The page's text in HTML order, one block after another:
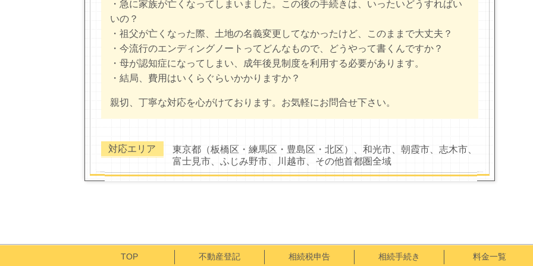
・急に家族が亡くなってしまいました。この後の手続きは、いったいどうすればい
いの？
・祖父が亡くなった際、土地の名義変更してなかったけど、このままで大丈夫？
・今流行のエンディングノートってどんなもので、どうやって書くんですか？
・母が認知症になってしまい、成年後見制度を利用する必要があります。
・結局、費用はいくらぐらいかかりますか？
親切、丁寧な対応を心がけております。お気軽にお問合せ下さい。
対応エリア
東京都（板橋区・練馬区・豊島区・北区）、和光市、朝霞市、志木市、
富士見市、ふじみ野市、川越市、その他首都圏全域
TOP 不動産登記 相続税申告 相続手続き 料金一覧